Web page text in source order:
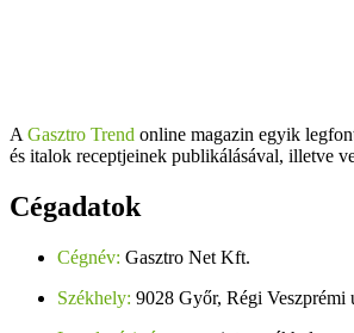
A Gasztro Trend online magazin egyik
és italok receptjeinek publikálásával, illetve
Cégadatok
Cégnév: Gasztro Net Kft.
Székhely: 9028 Győr, Régi Veszprémi